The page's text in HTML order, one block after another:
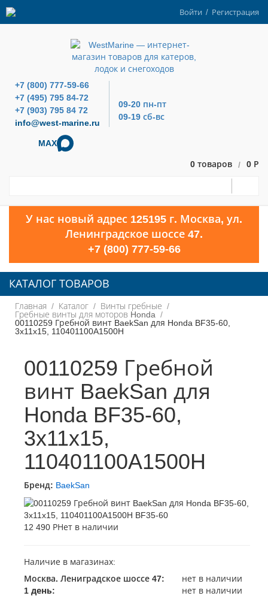
Войти / Регистрация
+7 (800) 777-59-66
+7 (495) 795 84-72
+7 (903) 795 84 72
info@west-marine.ru
09-20 пн-пт
09-19 сб-вс
MAX
0 товаров / 0 Р
У нас новый адрес 125195 г. Москва, ул.
Ленинградское шоссе 47.
+7 (800) 777-59-66
КАТАЛОГ ТОВАРОВ
Главная Каталог
Винты гребные
Гребные винты для моторов Honda
00110259 Гребной винт BaekSan для Honda BF35-60,
3x11x15, 110401100A1500H
00110259 Гребной
винт BaekSan для
Honda BF35-60,
3x11x15,
110401100A1500H
Бренд: BaekSan
12 490 РНет в наличии
Наличие в магазинах:
Москва. Лениградское шоссе 47:
нет в наличии
1 день:
нет в наличии